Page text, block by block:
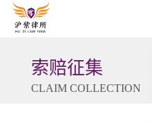
索赔征集
CLAIM COLLECTION